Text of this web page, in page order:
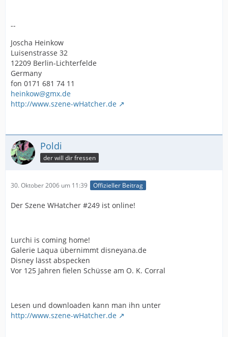
--
Joscha Heinkow
Luisenstrasse 32
12209 Berlin-Lichterfelde
Germany
fon 0171 681 74 11
heinkow@gmx.de
http://www.szene-wHatcher.de
Poldi
der will dir fressen
30. Oktober 2006 um 11:39 Offizieller Beitrag
Der Szene WHatcher #249 ist online!
Lurchi is coming home!
Galerie Laqua übernimmt disneyana.de
Disney lässt abspecken
Vor 125 Jahren fielen Schüsse am O. K. Corral
Lesen und downloaden kann man ihn unter
http://www.szene-wHatcher.de